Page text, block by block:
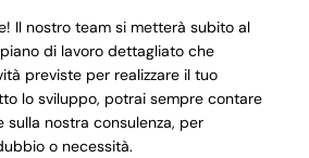
Il nostro team si metterà subito al
di lavoro dettagliato che
previste per realizzare il tuo
lo sviluppo, potrai sempre contare
nostra consulenza, per
o necessità.